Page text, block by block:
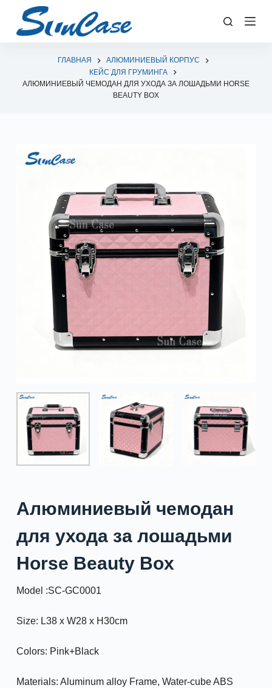
е
ГЛАВНАЯ
АЛЮМИНИЕВЫЙ КОРПУС
КЕЙС ДЛЯ ГРУМИНГА
АЛЮМИНИЕВЫЙ ЧЕМОДАН ДЛЯ УХОДА ЗА ЛОШАДЬМИ HORSE
BEAUTY BOX
Алюминиевый чемодан
для ухода за лошадьми
Horse Beauty Box
Model :SC-GC0001
Size: L38 x W28 x H30cm
Colors: Pink+Black
Materials: Aluminum alloy Frame, Water-cube ABS